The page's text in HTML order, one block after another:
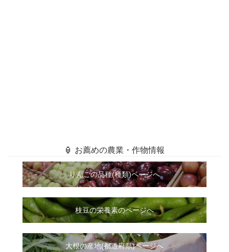
🏮 お薦めの農業・作物情報
りんごの品種(種類)ページへ
枝豆の栄養素のページへ
大根の産地(都道府県)ページへ